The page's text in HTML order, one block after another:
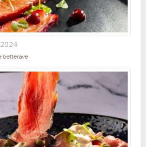
betterave